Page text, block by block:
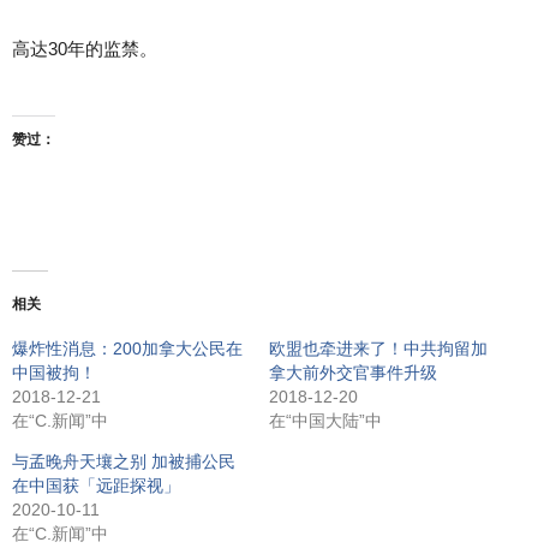
高达30年的监禁。
赞过：
相关
爆炸性消息：200加拿大公民在
中国被拘！
2018-12-21
在“C.新闻”中
欧盟也牵进来了！中共拘留加
拿大前外交官事件升级
2018-12-20
在“中国大陆”中
与孟晚舟天壤之别 加被捕公民
在中国获「远距探视」
2020-10-11
在“C.新闻”中